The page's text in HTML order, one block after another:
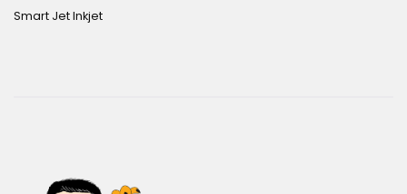
Smart Jet Inkjet